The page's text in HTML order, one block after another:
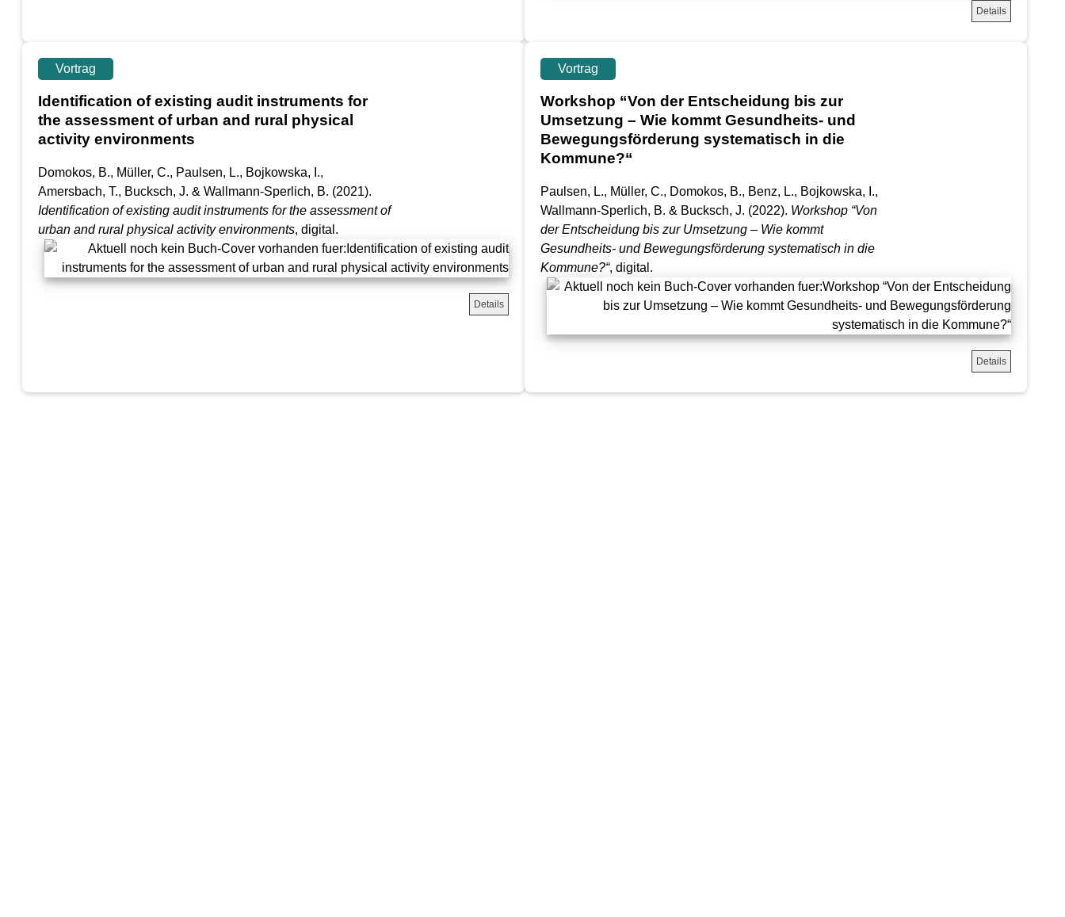
Details
Vortrag
Identification of existing audit instruments for
the assessment of urban and rural physical
activity environments
Domokos, B., Müller, C., Paulsen, L., Bojkowska, I.,
Amersbach, T., Bucksch, J. & Wallmann-Sperlich, B. (2021).
Identification of existing audit instruments for the assessment of
urban and rural physical activity environments, digital.
Details
Vortrag
Workshop “Von der Entscheidung bis zur
Umsetzung – Wie kommt Gesundheits- und
Bewegungsförderung systematisch in die
Kommune?“
Paulsen, L., Müller, C., Domokos, B., Benz, L., Bojkowska, I.,
Wallmann-Sperlich, B. & Bucksch, J. (2022). Workshop “Von
der Entscheidung bis zur Umsetzung – Wie kommt
Gesundheits- und Bewegungsförderung systematisch in die
Kommune?“, digital.
Details